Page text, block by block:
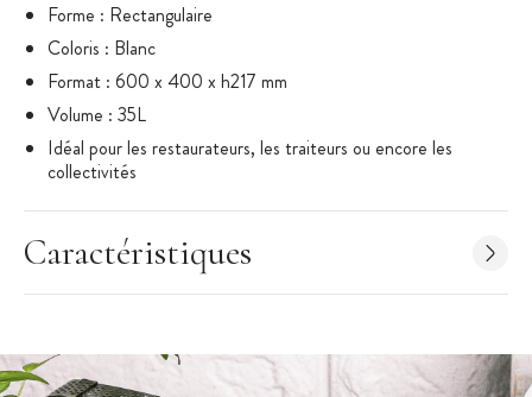
Forme : Rectangulaire
Coloris : Blanc
Format : 600 x 400 x h217 mm
Volume : 35L
Idéal pour les restaurateurs, les traiteurs ou encore les
collectivités
Vendu sans le couvercle
Marque : Mallard Ferrière
Caractéristiques